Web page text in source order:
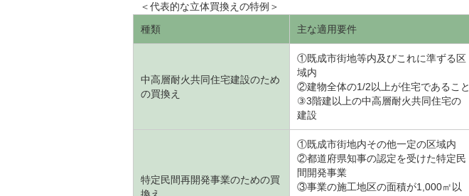
＜代表的な立体買換えの特例＞
種類
主な適用要件
中高層耐火共同住宅建設のため
の買換え
①既成市街地等内及びこれに準ずる区
域内
②建物全体の1/2以上が住宅であること
③3階建以上の中高層耐火共同住宅の
建設
特定民間再開発事業のための買
①既成市街地内その他一定の区域内
②都道府県知事の認定を受けた特定民
間開発事業
③事業の施工地区の面積が1,000㎡以